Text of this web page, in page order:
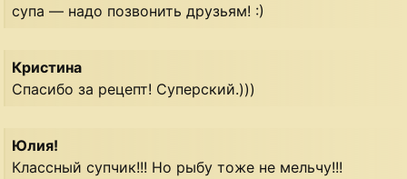
супа — надо позвонить друзьям! :)
Кристина
Спасибо за рецепт! Суперский.)))
Юлия!
Классный супчик!!! Но рыбу тоже не мельчу!!!